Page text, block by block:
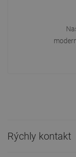
Rýchly kontakt